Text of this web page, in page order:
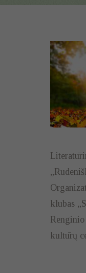
klubas
kultūrų